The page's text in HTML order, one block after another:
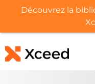
Découvrez la